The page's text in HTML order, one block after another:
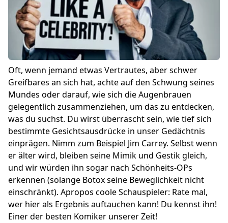
Oft, wenn jemand etwas Vertrautes, aber schwer
Greifbares an sich hat, achte auf den Schwung seines
Mundes oder darauf, wie sich die Augenbrauen
gelegentlich zusammenziehen, um das zu entdecken,
was du suchst. Du wirst überrascht sein, wie tief sich
bestimmte Gesichtsausdrücke in unser Gedächtnis
einprägen. Nimm zum Beispiel Jim Carrey. Selbst wenn
er älter wird, bleiben seine Mimik und Gestik gleich,
und wir würden ihn sogar nach Schönheits-OPs
erkennen (solange Botox seine Beweglichkeit nicht
einschränkt). Apropos coole Schauspieler: Rate mal,
wer hier als Ergebnis auftauchen kann! Du kennst ihn!
Einer der besten Komiker unserer Zeit!